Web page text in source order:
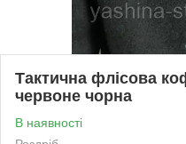
Тактична флісова
червоне чорна
В наявності